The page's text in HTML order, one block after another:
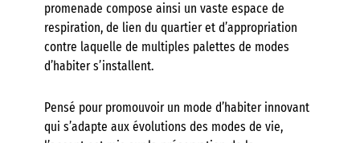
promenade compose ainsi un vaste espace de
respiration, de lien du quartier et d’appropriation
contre laquelle de multiples palettes de modes
d’habiter s’installent.
Pensé pour promouvoir un mode d’habiter innovant
qui s’adapte aux évolutions des modes de vie,